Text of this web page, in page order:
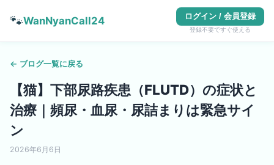
🐾WanNyanCall24 ログイン / 会員登録
登録不要ですぐ使える
← ブログ一覧に戻る
【猫】下部尿路疾患（FLUTD）の症状と
治療｜頻尿・血尿・尿詰まりは緊急サイ
ン
2026年6月6日